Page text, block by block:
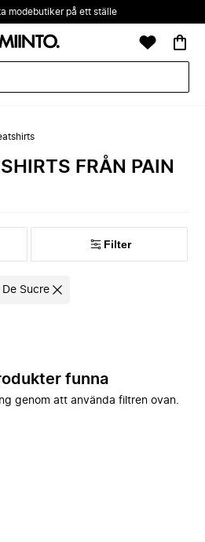
modebutiker på ett ställe
FRÅN PAIN
Filter
De Sucre
funna
genom att använda filtren ovan.